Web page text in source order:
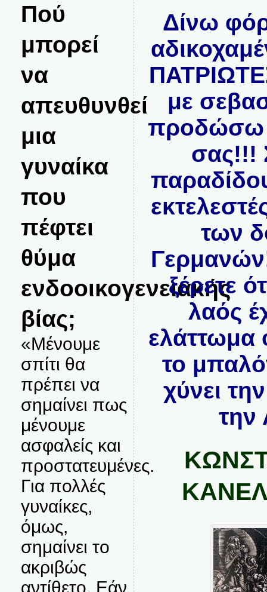
Πού
μπορεί
να
απευθυνθεί
μια
γυναίκα
που
πέφτει
θύμα
ενδοοικογενειακής
βίας;
«Μένουμε
σπίτι θα
πρέπει να
σημαίνει πως
μένουμε
ασφαλείς και
προστατευμένες.
Για πολλές
γυναίκες,
όμως,
σημαίνει το
ακριβώς
αντίθετο. Εάν
Δίνω
με
προδώσω
σας!!!
των
ξέρετε
λαός
ελάττωμα
το
χύνει
την